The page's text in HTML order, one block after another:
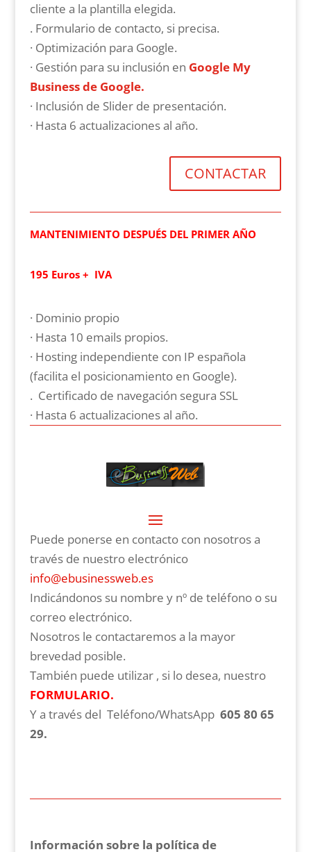
cliente a la plantilla elegida.
. Formulario de contacto, si precisa.
· Optimización para Google.
· Gestión para su inclusión en Google My
Business de Google.
· Inclusión de Slider de presentación.
· Hasta 6 actualizaciones al año.
CONTACTAR
MANTENIMIENTO DESPUÉS DEL PRIMER AÑO
195 Euros + IVA
· Dominio propio
· Hasta 10 emails propios.
· Hosting independiente con IP española
(facilita el posicionamiento en Google).
. Certificado de navegación segura SSL
· Hasta 6 actualizaciones al año.
Puede ponerse en contacto con nosotros a
través de nuestro electrónico
info@ebusinessweb.es
Indicándonos su nombre y nº de teléfono o su
correo electrónico.
Nosotros le contactaremos a la mayor
brevedad posible.
También puede utilizar , si lo desea, nuestro
FORMULARIO.
Y a través del Teléfono/WhatsApp 605 80 65
29.
Información sobre la política de